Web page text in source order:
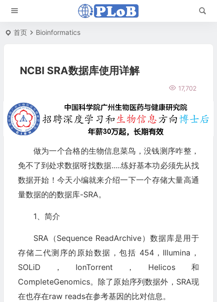
首页 Bioinformatics
NCBI SRA数据库使用详解
17,702
做为一个合格的生物信息菜鸟，没钱测序咋整，
免不了到处求数据呀找数据.....练好基本功必须先从找
数据开始！今天小编就来介绍一下一个存储大量高通
量数据的的数据库-SRA。
1、简介
SRA（Sequence ReadArchive）数据库是用于
存储二代测序的原始数据，包括 454，Illumina，
SOLiD，IonTorrent，Helicos 和
CompleteGenomics。除了原始序列数据外，SRA现
在也存在raw reads在参考基因的比对信息。